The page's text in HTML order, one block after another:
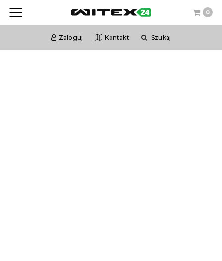
Zaloguj Kontakt
0
Szukaj